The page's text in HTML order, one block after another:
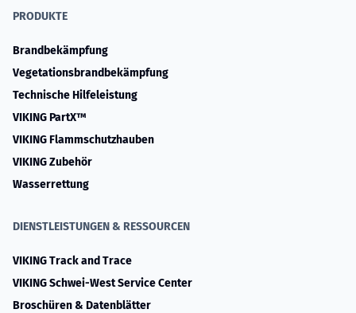
PRODUKTE
Brandbekämpfung
Vegetationsbrandbekämpfung
Technische Hilfeleistung
VIKING PartX™
VIKING Flammschutzhauben
VIKING Zubehör
Wasserrettung
DIENSTLEISTUNGEN & RESSOURCEN
VIKING Track and Trace
VIKING Schwei-West Service Center
Broschüren & Datenblätter